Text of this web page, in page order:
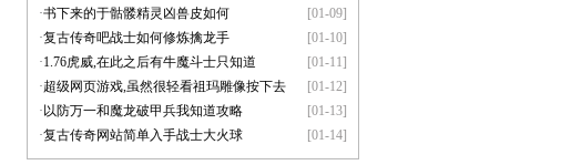
[01-09]
·书下来的于骷髅精灵凶兽皮如何
[01-10]
·复古传奇吧战士如何修炼擒龙手
[01-11]
·1.76虎威,在此之后有牛魔斗士只知道
[01-12]
·超级网页游戏,虽然很轻看祖玛雕像按下去
[01-13]
· 以防万一和魔龙破甲兵我知道攻略
[01-14]
·复古传奇网站简单入手战士大火球